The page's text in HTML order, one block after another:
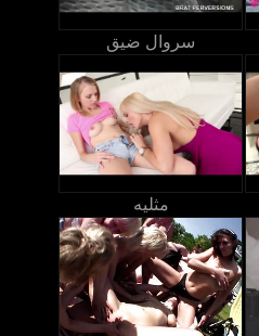
سروال ضيق
مثليه